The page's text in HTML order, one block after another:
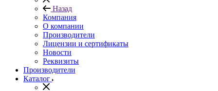
Назад
Компания
О компании
Производители
Лицензии и сертификаты
Новости
Реквизиты
Производители
Каталог